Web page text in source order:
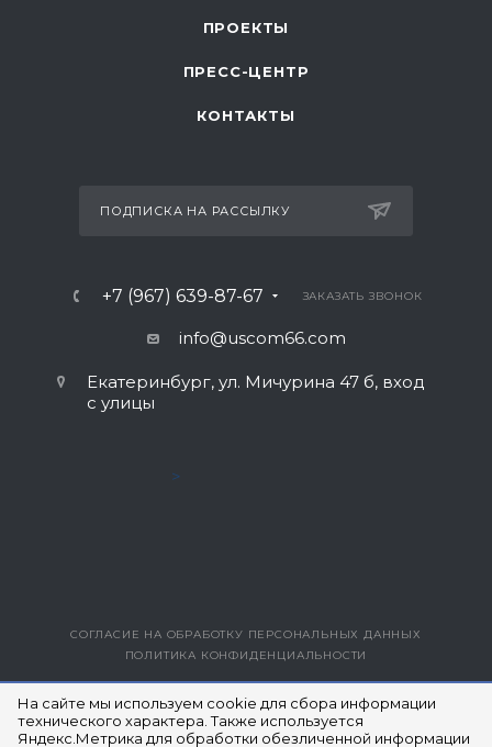
На сайте мы используем cookie для сбора информации
технического характера. Также используется
Яндекс.Метрика для обработки обезличенной информации
ПРОЕКТЫ
ПРЕСС-ЦЕНТР
КОНТАКТЫ
ПОДПИСКА НА РАССЫЛКУ
+7 (967) 639-87-67 ЗАКАЗАТЬ ЗВОНОК
info@uscom66.com
Екатеринбург, ул. Мичурина 47 б, вход
с улицы
>
ВЕРСИЯ ДЛЯ ПЕЧАТИ
СОГЛАСИЕ НА ОБРАБОТКУ ПЕРСОНАЛЬНЫХ ДАННЫХ
ПОЛИТИКА КОНФИДЕНЦИАЛЬНОСТИ
© 2014- 2026 ЮЭСКОМ